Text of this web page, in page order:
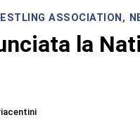
ASSOCIATION,
la